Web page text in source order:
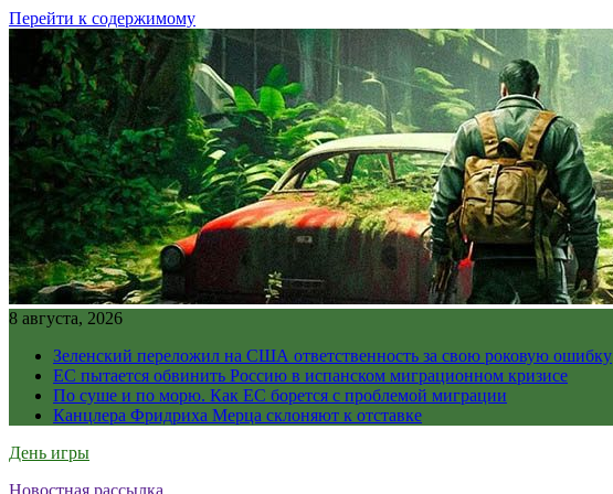
Перейти к содержимому
8 августа, 2026
Зеленский переложил на США ответственность за свою роковую ошибку
ЕС пытается обвинить Россию в испанском миграционном кризисе
По суше и по морю. Как ЕС борется с проблемой миграции
Канцлера Фридриха Мерца склоняют к отставке
День игры
Новостная рассылка